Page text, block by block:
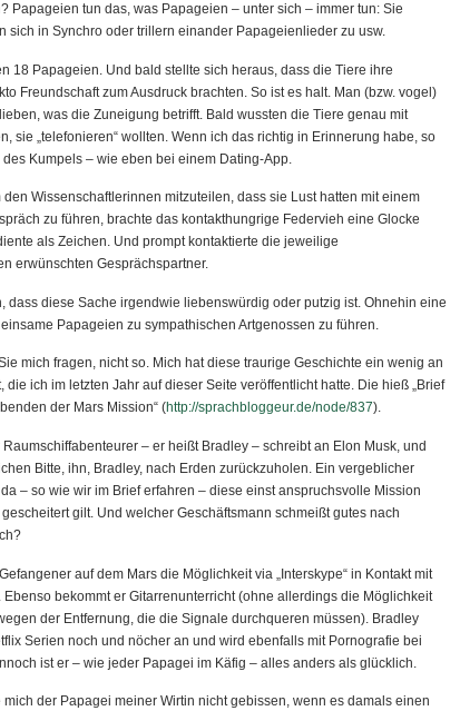
Papageien tun das, was Papageien – unter sich – immer tun: Sie
sich in Synchro oder trillern einander Papageienlieder zu usw.
18 Papageien. Und bald stellte sich heraus, dass die Tiere ihre
Freundschaft zum Ausdruck brachten. So ist es halt. Man (bzw. vogel)
was die Zuneigung betrifft. Bald wussten die Tiere genau mit
sie „telefonieren“ wollten. Wenn ich das richtig in Erinnerung habe, so
Kumpels – wie eben bei einem Dating-App.
den Wissenschaftlerinnen mitzuteilen, dass sie Lust hatten mit einem
zu führen, brachte das kontakthungrige Federvieh eine Glocke
als Zeichen. Und prompt kontaktierte die jeweilige
erwünschten Gesprächspartner.
dass diese Sache irgendwie liebenswürdig oder putzig ist. Ohnehin eine
Papageien zu sympathischen Artgenossen zu führen.
mich fragen, nicht so. Mich hat diese traurige Geschichte ein wenig an
die ich im letzten Jahr auf dieser Seite veröffentlicht hatte. Die hieß „Brief
der Mars Mission“ (http://sprachbloggeur.de/node/837).
– er heißt Bradley – schreibt an Elon Musk, und
Bitte, ihn, Bradley, nach Erden zurückzuholen. Ein vergeblicher
– so wie wir im Brief erfahren – diese einst anspruchsvolle Mission
gilt. Und welcher Geschäftsmann schmeißt gutes nach
auf dem Mars die Möglichkeit via „Interskype“ in Kontakt mit
bekommt er Gitarrenunterricht (ohne allerdings die Möglichkeit
der Entfernung, die die Signale durchqueren müssen). Bradley
Serien noch und nöcher an und wird ebenfalls mit Pornografie bei
ist er – wie jeder Papagei im Käfig – alles anders als glücklich.
mich der Papagei meiner Wirtin nicht gebissen, wenn es damals einen